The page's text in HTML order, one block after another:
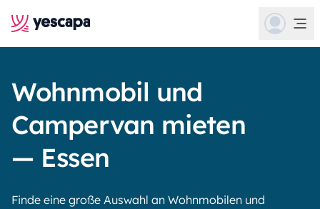
Wohnmobil und
Campervan mieten
— Essen
Finde eine große Auswahl an Wohnmobilen und